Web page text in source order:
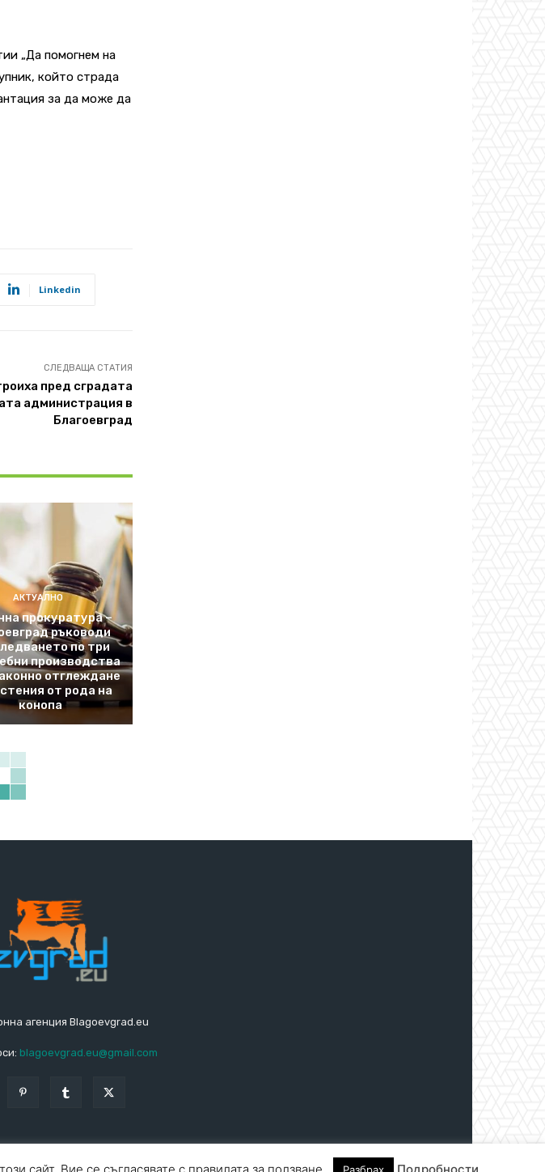
„Да помогнем на
който страда
за да може да
Linkedin
СЛЕДВАЩА СТАТИЯ
пред сградата
администрация в
Благоевград
АКТУАЛНО
прокуратура –
ръководи
по три
производства
отглеждане
от рода на
конопа
агенция Blagoevgrad.eu
blagoevgrad.eu@gmail.com